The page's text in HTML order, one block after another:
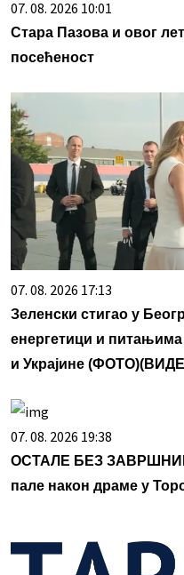
07. 08. 2026 10:01
Стара Пазова и овог
посећеност
07. 08. 2026 17:13
Зеленски стигао у
енергетици и питањима
и Украјине
07. 08. 2026 19:38
ОСТАЛЕ БЕЗ
пале након драме у